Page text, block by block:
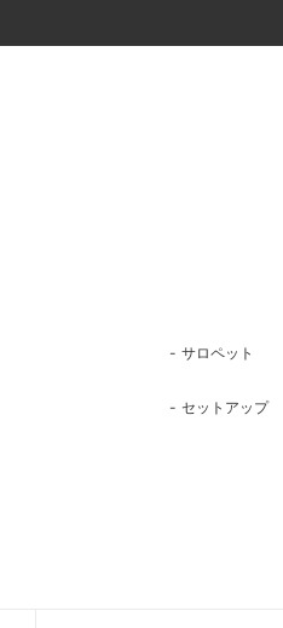
サロペット
セットアップ